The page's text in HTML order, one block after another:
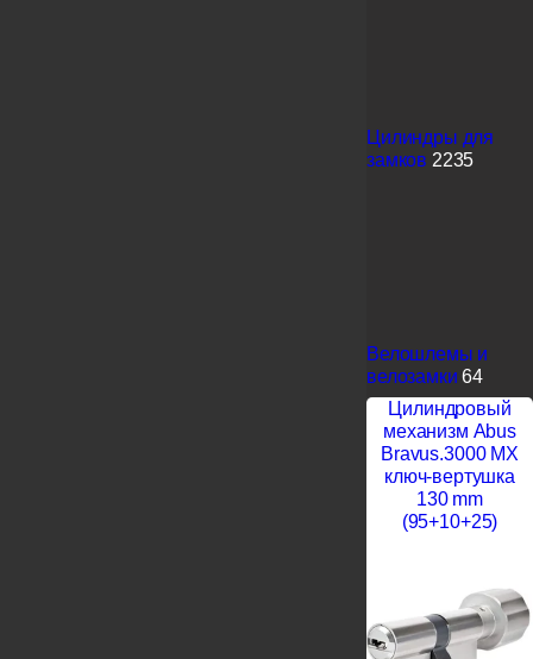
Цилиндры для
замков 2235
Велошлемы и
велозамки 64
Цилиндровый
механизм Abus
Bravus.3000 MX
ключ-вертушка
130 mm
(95+10+25)